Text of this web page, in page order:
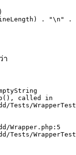
. "\n" .
า
called in
Tests/
Wrapper.php:5
Tests/